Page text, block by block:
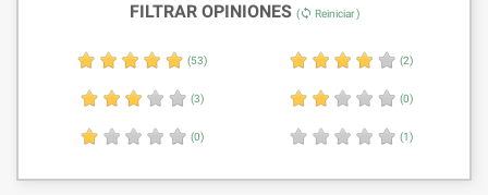
FILTRAR OPINIONES (sync Reiniciar )
(53) (2)
(3) (0)
(0) (1)